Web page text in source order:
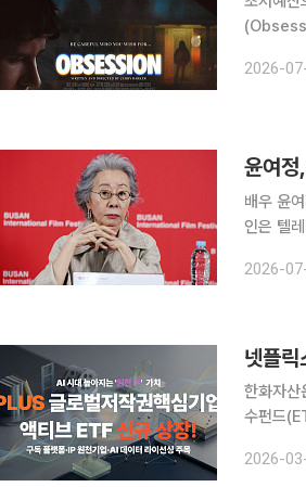
15일 북
2026-
윤여
배우 윤여정
인은 텔
2026-
넷플
한화자산
수펀드(ETF)를 신
2026-